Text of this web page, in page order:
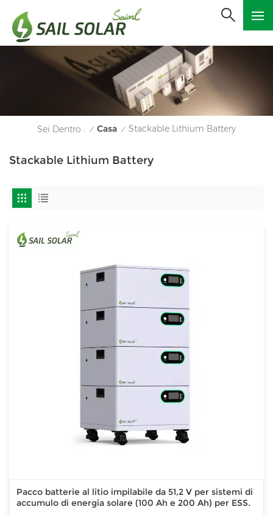
Sei Dentro : / Casa / Stackable Lithium Battery
Stackable Lithium Battery
Pacco batterie al litio impilabile da 51,2 V per sistemi di
accumulo di energia solare (100 Ah e 200 Ah) per ESS.